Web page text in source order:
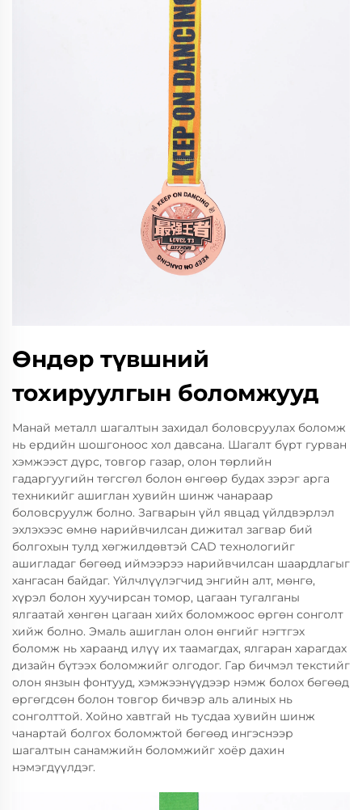
Өндөр түвшний
тохируулгын боломжууд
Манай металл шагалтын захидал боловсруулах боломж
нь ердийн шошгоноос хол давсана. Шагалт бүрт гурван
хэмжээст дүрс, товгор газар, олон төрлийн
гадаргуугийн төгсгөл болон өнгөөр будах зэрэг арга
техникийг ашиглан хувийн шинж чанараар
боловсруулж болно. Загварын үйл явцад үйлдвэрлэл
эхлэхээс өмнө нарийвчилсан дижитал загвар бий
болгохын тулд хөгжилдөвтэй CAD технологийг
ашигладаг бөгөөд иймээрээ нарийвчилсан шаардлагыг
хангасан байдаг. Үйлчлүүлэгчид энгийн алт, мөнгө,
хүрэл болон хуучирсан томор, цагаан тугалганы
ялгаатай хөнгөн цагаан хийх боломжоос өргөн сонголт
хийж болно. Эмаль ашиглан олон өнгийг нэгтгэх
боломж нь хараанд илүү их таамагдах, ялгаран харагдах
дизайн бүтээх боломжийг олгодог. Гар бичмэл текстийг
олон янзын фонтууд, хэмжээнүүдээр нэмж болох бөгөөд
өргөгдсөн болон товгор бичвэр аль алиных нь
сонголттой. Хойно хавтгай нь тусдаа хувийн шинж
чанартай болгох боломжтой бөгөөд ингэснээр
шагалтын санамжийн боломжийг хоёр дахин
нэмэгдүүлдэг.